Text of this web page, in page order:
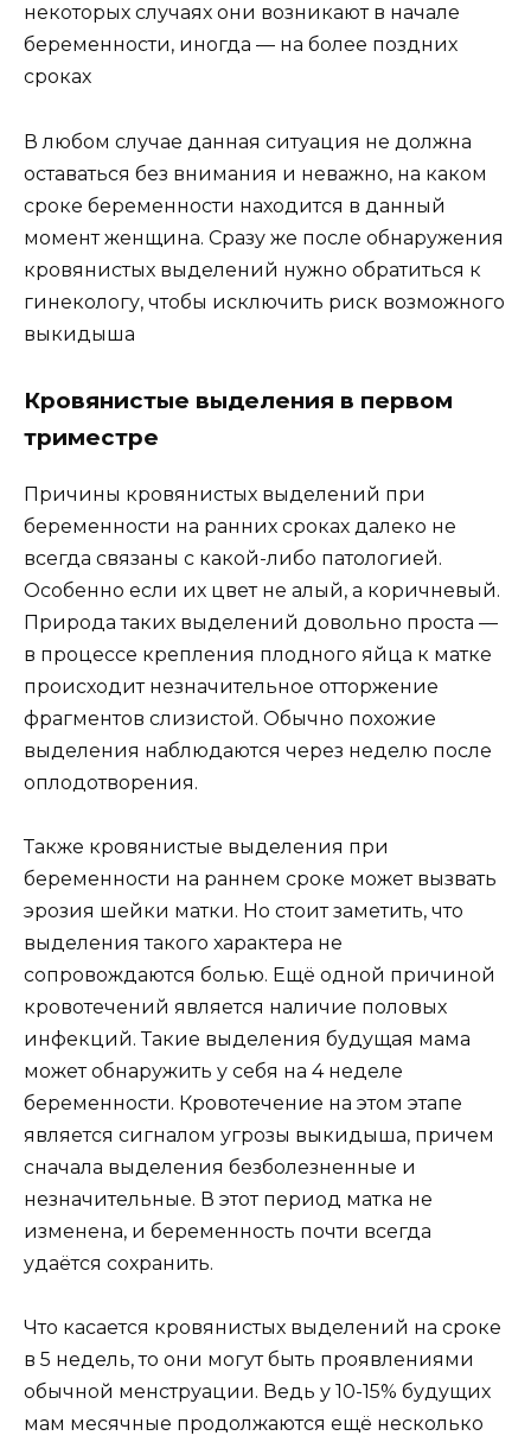
некоторых случаях они возникают в начале
беременности, иногда — на более поздних
сроках
В любом случае данная ситуация не должна
оставаться без внимания и неважно, на каком
сроке беременности находится в данный
момент женщина. Сразу же после обнаружения
кровянистых выделений нужно обратиться к
гинекологу, чтобы исключить риск возможного
выкидыша
Кровянистые выделения в первом
триместре
Причины кровянистых выделений при
беременности на ранних сроках далеко не
всегда связаны с какой-либо патологией.
Особенно если их цвет не алый, а коричневый.
Природа таких выделений довольно проста —
в процессе крепления плодного яйца к матке
происходит незначительное отторжение
фрагментов слизистой. Обычно похожие
выделения наблюдаются через неделю после
оплодотворения.
Также кровянистые выделения при
беременности на раннем сроке может вызвать
эрозия шейки матки. Но стоит заметить, что
выделения такого характера не
сопровождаются болью. Ещё одной причиной
кровотечений является наличие половых
инфекций. Такие выделения будущая мама
может обнаружить у себя на 4 неделе
беременности. Кровотечение на этом этапе
является сигналом угрозы выкидыша, причем
сначала выделения безболезненные и
незначительные. В этот период матка не
изменена, и беременность почти всегда
удаётся сохранить.
Что касается кровянистых выделений на сроке
в 5 недель, то они могут быть проявлениями
обычной менструации. Ведь у 10-15% будущих
мам месячные продолжаются ещё несколько